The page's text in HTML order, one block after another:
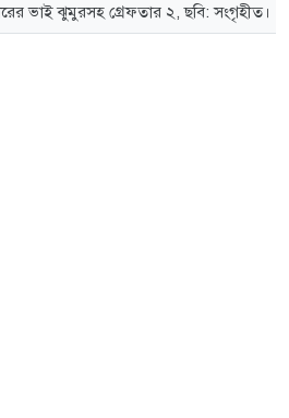
ভাই ঝুমুরসহ গ্রেফতার ২, ছবি: সংগৃহীত।